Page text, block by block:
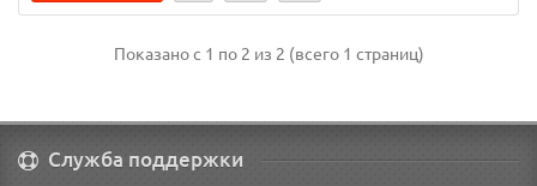
Показано с 1 по 2 из 2 (всего 1 страниц)
Служба поддержки